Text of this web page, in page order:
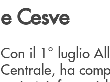
e Cesve
Con il 1° luglio
Centrale, ha